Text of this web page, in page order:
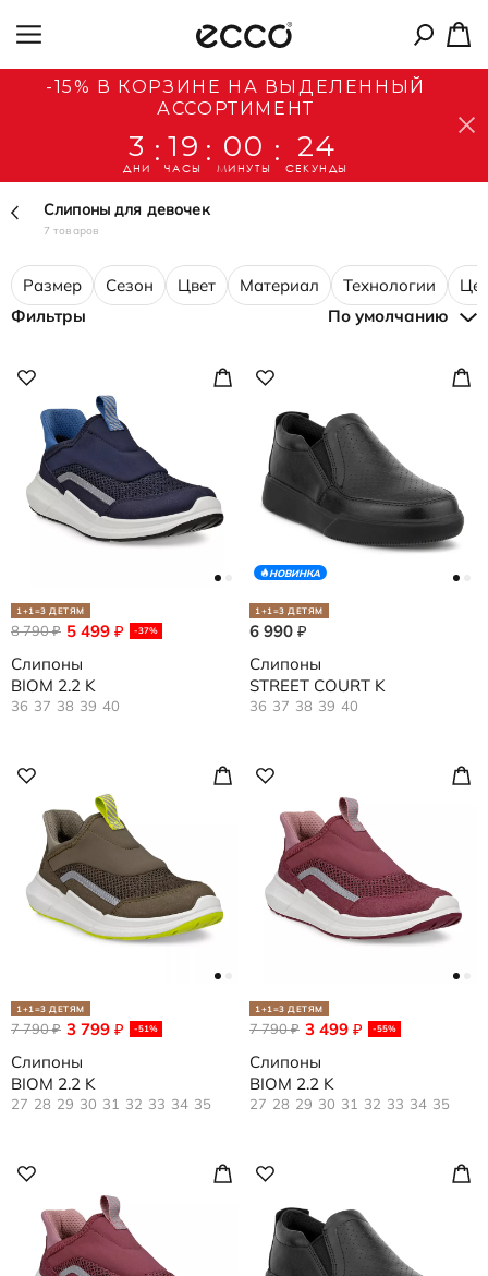
-15% В КОРЗИНЕ НА ВЫДЕЛЕННЫЙ
АССОРТИМЕНТ
3
ДНИ
: 19
ЧАСЫ
: 00
МИНУТЫ
: 23
СЕКУНДЫ
Слипоны для девочек
7 товаров
Размер Сезон Цвет Материал Технологии
Фильтры
По умолчанию
1+1=3 ДЕТЯМ
5 499 ₽ -37%
8 790₽
Слипоны
BIOM 2.2 K
36 37 38 39 40
НОВИНКА
1+1=3 ДЕТЯМ
6 990 ₽
Слипоны
STREET COURT K
36 37 38 39 40
1+1=3 ДЕТЯМ
3 799 ₽ -51%
7 790₽
Слипоны
BIOM 2.2 K
27 28 29 30 31 32 33 34 35
1+1=3 ДЕТЯМ
3 499 ₽ -55%
7 790₽
Слипоны
BIOM 2.2 K
27 28 29 30 31 32 33 34 35